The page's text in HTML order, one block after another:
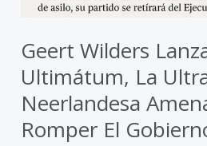
Geert Wilders
Ultimátum, La
Neerlandesa
Romper El